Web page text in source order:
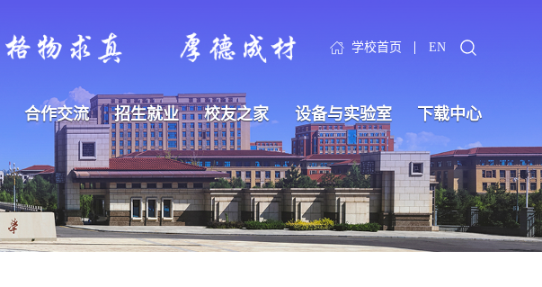
学校首页 EN
合作交流 招生就业 校友之家 设备与实验室 下载中心